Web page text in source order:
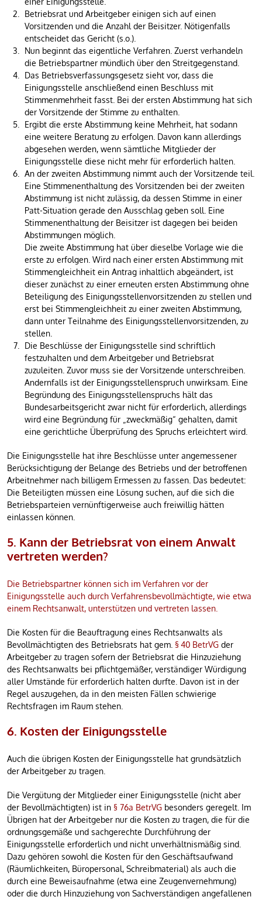
Betriebsrat und Arbeitgeber einigen sich auf einen
Vorsitzenden und die Anzahl der Beisitzer. Nötigenfalls
entscheidet das Gericht (s.o.).
Nun beginnt das eigentliche Verfahren. Zuerst verhandeln
die Betriebspartner mündlich über den Streitgegenstand.
Das Betriebsverfassungsgesetz sieht vor, dass die
Einigungsstelle anschließend einen Beschluss mit
Stimmenmehrheit fasst. Bei der ersten Abstimmung hat sich
der Vorsitzende der Stimme zu enthalten.
Ergibt die erste Abstimmung keine Mehrheit, hat sodann
eine weitere Beratung zu erfolgen. Davon kann allerdings
abgesehen werden, wenn sämtliche Mitglieder der
Einigungsstelle diese nicht mehr für erforderlich halten.
An der zweiten Abstimmung nimmt auch der Vorsitzende teil.
Eine Stimmenenthaltung des Vorsitzenden bei der zweiten
Abstimmung ist nicht zulässig, da dessen Stimme in einer
Patt-Situation gerade den Ausschlag geben soll. Eine
Stimmenenthaltung der Beisitzer ist dagegen bei beiden
Abstimmungen möglich.
Die zweite Abstimmung hat über dieselbe Vorlage wie die
erste zu erfolgen. Wird nach einer ersten Abstimmung mit
Stimmengleichheit ein Antrag inhaltlich abgeändert, ist
dieser zunächst zu einer erneuten ersten Abstimmung ohne
Beteiligung des Einigungsstellenvorsitzenden zu stellen und
erst bei Stimmengleichheit zu einer zweiten Abstimmung,
dann unter Teilnahme des Einigungsstellenvorsitzenden, zu
stellen.
Die Beschlüsse der Einigungsstelle sind schriftlich
festzuhalten und dem Arbeitgeber und Betriebsrat
zuzuleiten. Zuvor muss sie der Vorsitzende unterschreiben.
Andernfalls ist der Einigungsstellenspruch unwirksam. Eine
Begründung des Einigungsstellenspruchs hält das
Bundesarbeitsgericht zwar nicht für erforderlich, allerdings
wird eine Begründung für „zweckmäßig“ gehalten, damit
eine gerichtliche Überprüfung des Spruchs erleichtert wird.
Die Einigungsstelle hat ihre Beschlüsse unter angemessener
Berücksichtigung der Belange des Betriebs und der betroffenen
Arbeitnehmer nach billigem Ermessen zu fassen. Das bedeutet:
Die Beteiligten müssen eine Lösung suchen, auf die sich die
Betriebsparteien vernünftigerweise auch freiwillig hätten
einlassen können.
5. Kann der Betriebsrat von einem Anwalt
vertreten werden?
Die Betriebspartner können sich im Verfahren vor der
Einigungsstelle auch durch Verfahrensbevollmächtigte, wie etwa
einem Rechtsanwalt, unterstützen und vertreten lassen.
Die Kosten für die Beauftragung eines Rechtsanwalts als
Bevollmächtigten des Betriebsrats hat gem. § 40 BetrVG der
Arbeitgeber zu tragen sofern der Betriebsrat die Hinzuziehung
des Rechtsanwalts bei pflichtgemäßer, verständiger Würdigung
aller Umstände für erforderlich halten durfte. Davon ist in der
Regel auszugehen, da in den meisten Fällen schwierige
Rechtsfragen im Raum stehen.
6. Kosten der Einigungsstelle
Auch die übrigen Kosten der Einigungsstelle hat grundsätzlich
der Arbeitgeber zu tragen.
Die Vergütung der Mitglieder einer Einigungsstelle (nicht aber
der Bevollmächtigten) ist in § 76a BetrVG besonders geregelt. Im
Übrigen hat der Arbeitgeber nur die Kosten zu tragen, die für die
ordnungsgemäße und sachgerechte Durchführung der
Einigungsstelle erforderlich und nicht unverhältnismäßig sind.
Dazu gehören sowohl die Kosten für den Geschäftsaufwand
(Räumlichkeiten, Büropersonal, Schreibmaterial) als auch die
durch eine Beweisaufnahme (etwa eine Zeugenvernehmung)
oder die durch Hinzuziehung von Sachverständigen angefallenen